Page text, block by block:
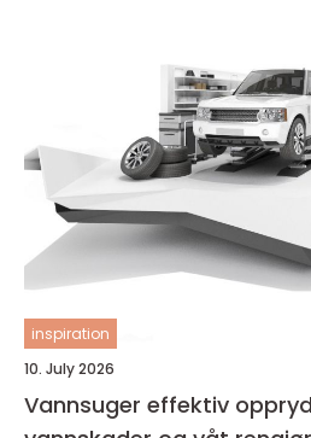
inspiration
10. July 2026
Vannsuger effektiv opprydding ved